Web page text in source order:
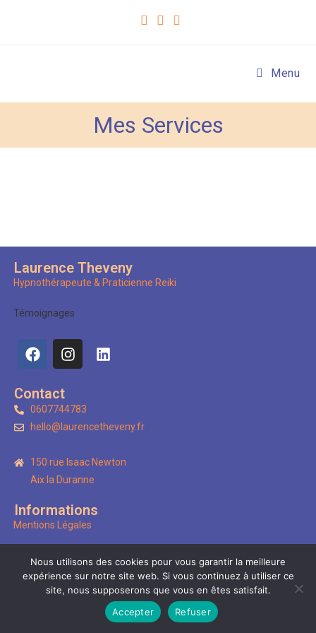
Menu
Mes Services
Laurence Theveny
Hypnothérapeute & Praticienne Reiki
Témoignages
Contact
0607744783
hello@laurencetheveny.fr
150 rue Isaac Newton
Aix la Duranne
Informations
Mentions Légales
TarifsNous utilisons des cookies pour vous garantir la meilleure
expérience sur notre site web. Si vous continuez à utiliser ce
site, nous supposerons que vous en êtes satisfait.
Accepter
Refuser